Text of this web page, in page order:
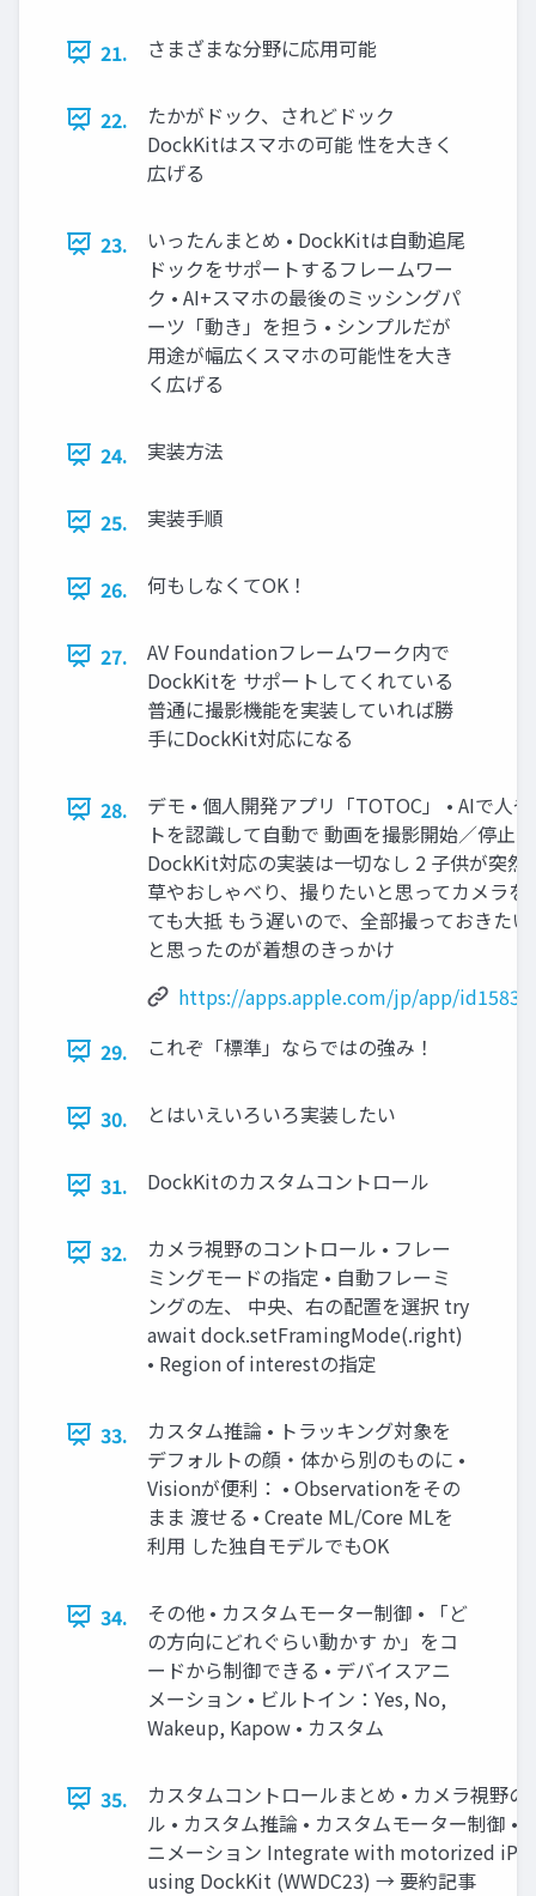
21. さまざまな分野に応用可能
22.
たかがドック、されどドック
DockKitはスマホの可能 性を大きく
広げる
23.
いったんまとめ • DockKitは自動追尾
ドックをサポートするフレームワー
ク • AI+スマホの最後のミッシングパ
ーツ「動き」を担う • シンプルだが
用途が幅広くスマホの可能性を大き
く広げる
24. 実装方法
25. 実装手順
26. 何もしなくてOK！
27.
AV Foundationフレームワーク内で
DockKitを サポートしてくれている
普通に撮影機能を実装していれば勝
手にDockKit対応になる
28.
デモ • 個人開発アプリ「TOTOC」 • AIで人
トを認識して自動で 動画を撮影開始／停止
DockKit対応の実装は一切なし 2 子供が突然
草やおしゃべり、撮りたいと思ってカメラを
ても大抵 もう遅いので、全部撮っておきた
と思ったのが着想のきっかけ
https://apps.apple.com/jp/app/
29.
これぞ「標準」ならではの強み！
30. とはいえいろいろ実装したい
31. DockKitのカスタムコントロール
32.
カメラ視野のコントロール • フレー
ミングモードの指定 • 自動フレーミ
ングの左、 中央、右の配置を選択 try
await dock.setFramingMode(.right)
• Region of interestの指定
33.
カスタム推論 • トラッキング対象を
デフォルトの顔・体から別のものに •
Visionが便利： • Observationをその
まま 渡せる • Create ML/Core MLを
利用 した独自モデルでもOK
34.
その他 • カスタムモーター制御 • 「ど
の方向にどれぐらい動かす か」をコ
ードから制御できる • デバイスアニ
メーション • ビルトイン：Yes, No,
Wakeup, Kapow • カスタム
35.
カスタムコントロールまとめ • カメラ視野の
ル • カスタム推論 • カスタムモーター制御 •
ニメーション Integrate with motorized
using DockKit (WWDC23) → 要約記事